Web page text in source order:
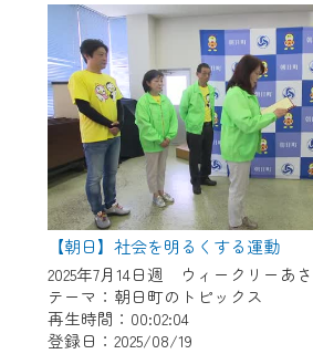
【朝日】社会を明るくする運動
2025年7月14日週 ウィークリーあ
テーマ：朝日町のトピックス
再生時間：00:02:04
登録日：2025/08/19
で設定できます。
（GmailやYahooなどのフリ
スでも作成可能です）
※マイページへのログイン・
録はこちらから
※CCNetアプリをご利用中の
ご視聴いただけます。
＜メンテナンス情報＞
CCNetWebTVのリニューアル
ンテナンス作業を予定してい